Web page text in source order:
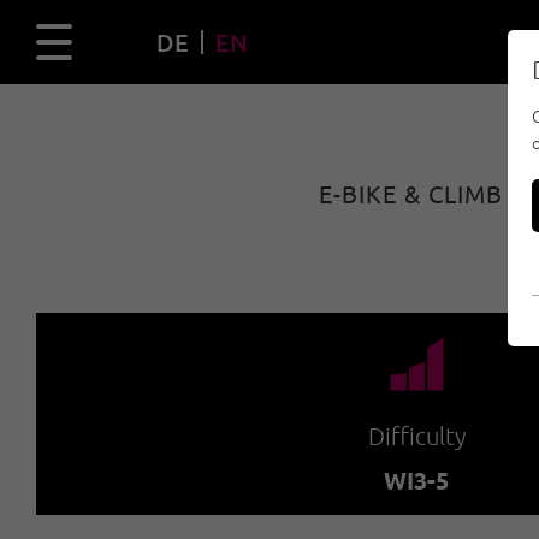
DE EN
E-BIKE & CLIMB -
🞽
Difficulty
WI3-5